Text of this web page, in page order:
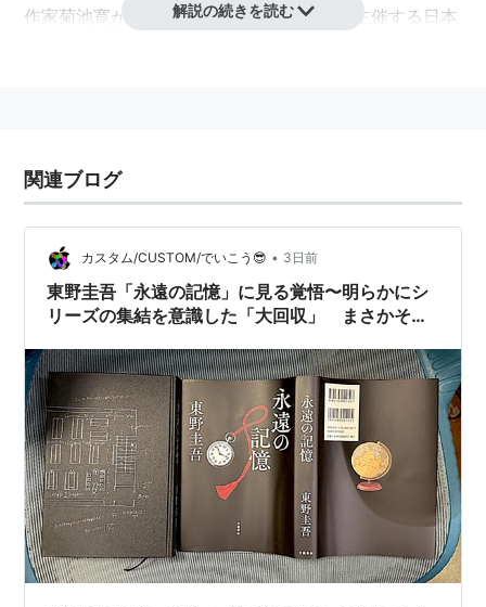
作家菊池寛が創設した。芥川賞、直木賞を主催する日本
週刊文春
オール讀物
文學界
Number
* リスト：リスト::出版社
解説の続きを読む
関連ブログ
カスタム/CUSTOM/でいこう😎 • 3日前
東野圭吾「永遠の記憶」に見る覚悟〜明らかにシ
リーズの集結を意識した「大回収」 まさかそこ